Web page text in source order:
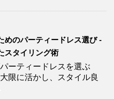
めのパーティードレス選び -
スタイリング術
ーティードレスを選ぶ
限に活かし、スタイル良